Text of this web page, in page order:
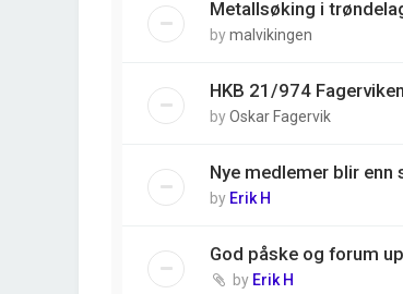
Metallsøking i
bymalvikingen
HKB 21/974 Fagerviken
byOskar Fagervik
Nye medlemer blir
by Erik H
God påske og forum
by Erik H